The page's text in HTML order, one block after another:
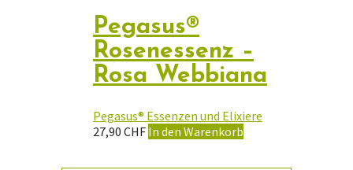
Pegasus®
Rosenessenz –
Rosa Webbiana
Pegasus® Essenzen und Elixiere
27,90 CHF In den Warenkorb